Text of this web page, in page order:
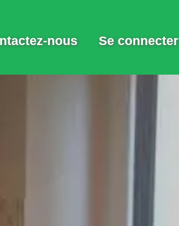
nous Se connecter